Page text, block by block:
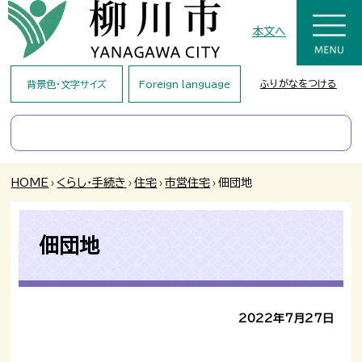
本文へ
背景色・文字サイズ Foreign language ふりがなをつける
HOME › くらし・手続き › 住宅 › 市営住宅 › 佃団地
佃団地
2022年7月27日